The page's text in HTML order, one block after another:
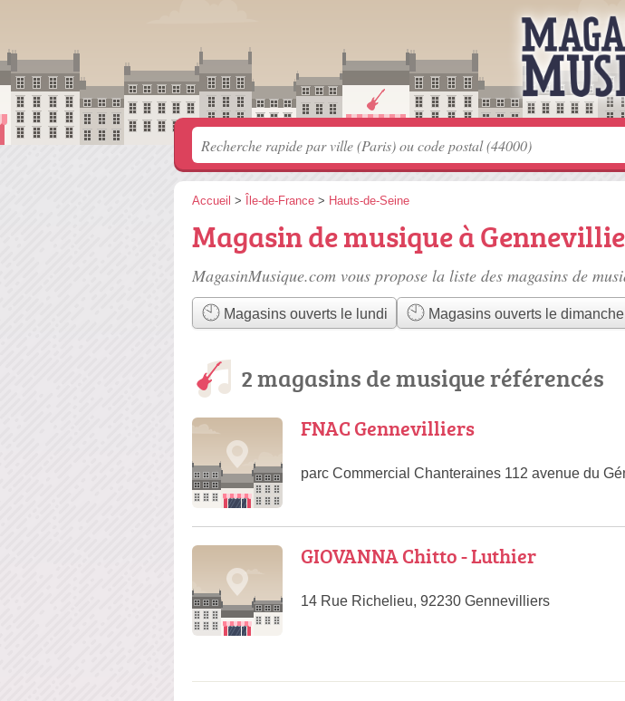
Accueil > Île-de-France > Hauts-de-Seine
Magasin de musique à
MagasinMusique.com vous propose la liste des magasins de
Magasins ouverts le lundi Magasins ouverts le dimanche
2 magasins de musique référencés
FNAC Gennevilliers
parc Commercial Chanteraines 112 avenue du
GIOVANNA Chitto - Luthier
14 Rue Richelieu, 92230 Gennevilliers